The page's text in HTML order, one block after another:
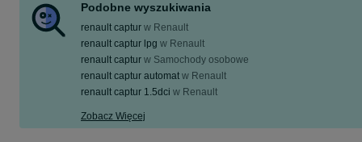
Podobne wyszukiwania
renault captur w Renault
renault captur lpg w Renault
renault captur w Samochody osobowe
renault captur automat w Renault
renault captur 1.5dci w Renault
Zobacz Więcej